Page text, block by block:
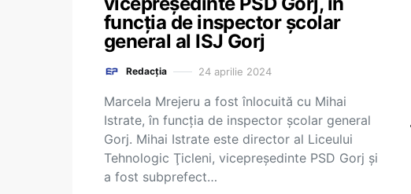
funcția de inspector școlar
general al ISJ Gorj
Redacția 24 aprilie 2024
Marcela Mrejeru a fost înlocuită cu Mihai
Istrate, în funcţia de inspector şcolar general
Gorj. Mihai Istrate este director al Liceului
Tehnologic Ţicleni, vicepreședinte PSD Gorj și
a fost subprefect…